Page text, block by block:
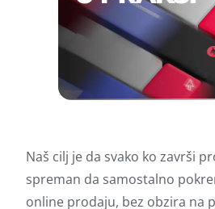
Naš cilj je da svako ko završi
spreman da samostalno
online prodaju, bez obzira na